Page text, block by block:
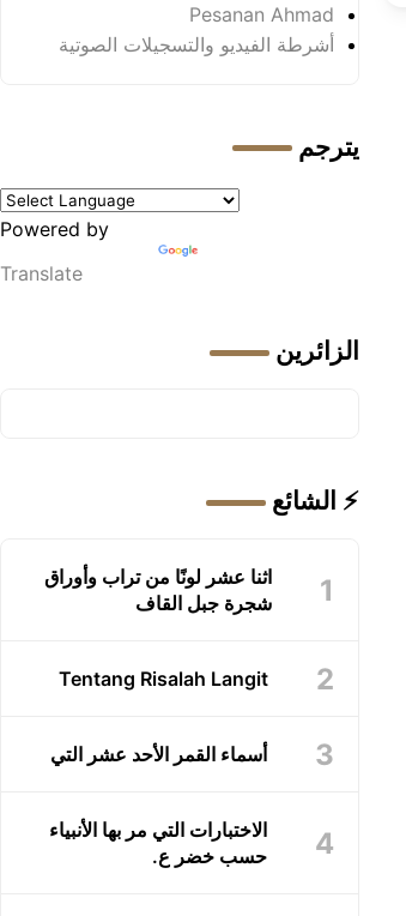
Pesanan Ahmad
أشرطة الفيديو والتسجيلات الصوتية
يترجم
Powered by
Translate
الزائرين
⚡ الشائع
اثنا عشر لونًا من تراب وأوراق
شجرة جبل القاف
Tentang Risalah Langit
أسماء القمر الأحد عشر التي
الاختبارات التي مر بها الأنبياء
حسب خضر ع.